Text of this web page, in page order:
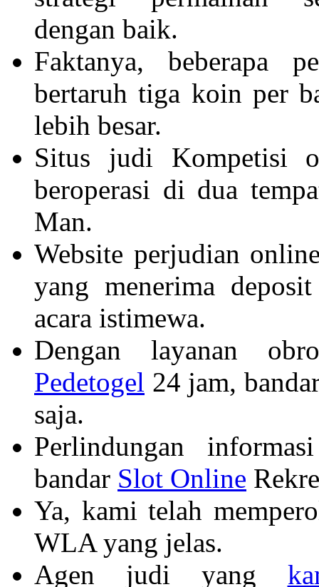
dengan baik.
Faktanya, beberapa
bertaruh tiga koin per
lebih besar.
Situs judi Kompetisi
beroperasi di dua
Man.
Website perjudian
yang menerima
acara istimewa.
Dengan layanan
Pedetogel 24 jam,
saja.
Perlindungan
bandar Slot Online
Ya, kami telah
WLA yang jelas.
Agen judi yang